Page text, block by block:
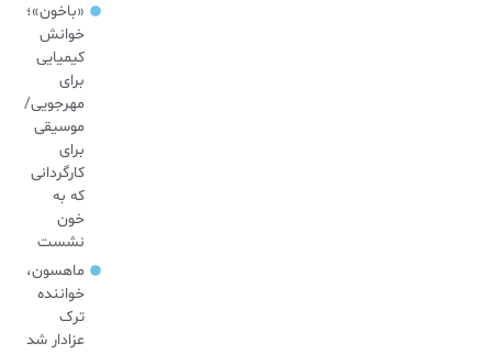
«باخون»‌؛
خوانش
کیمیایی
برای
مهرجویی/
موسیقی
برای
کارگردانی
که به
خون
نشست
ماهسون،
خواننده
ترک
عزادار شد